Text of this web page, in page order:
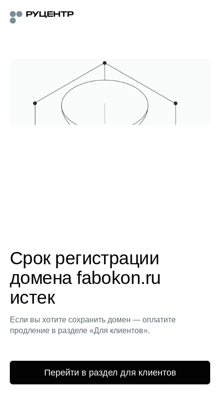
Срок регистрации
домена fabokon.ru
истек
Если вы хотите сохранить домен — оплатите
продление в разделе «Для клиентов».
Перейти в раздел для клиентов